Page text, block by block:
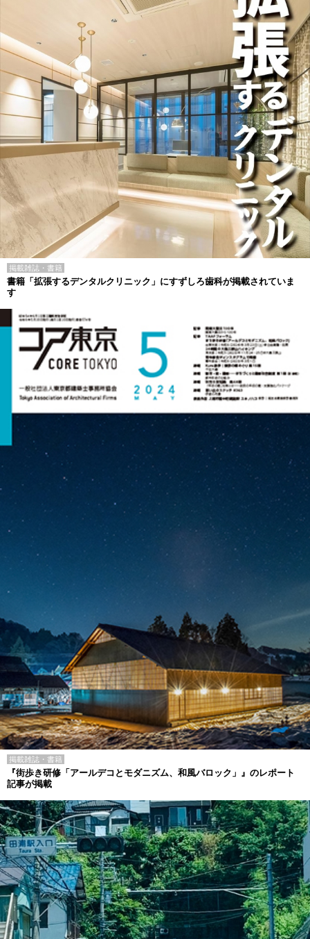
掲載雑誌・書籍
書籍「拡張するデンタルクリニック」にすずしろ歯科が掲載されていま
す
掲載雑誌・書籍
『街歩き研修「アールデコとモダニズム、和風バロック」』のレポート
記事が掲載